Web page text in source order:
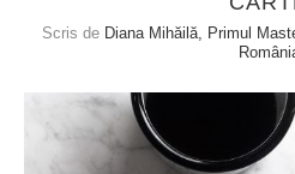
Scris de Diana Mihăilă, Primul